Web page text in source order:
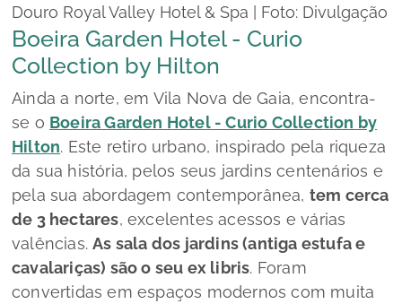
Douro Royal Valley Hotel & Spa | Foto: Divulgação
Boeira Garden Hotel - Curio
Collection by Hilton
Ainda a norte, em Vila Nova de Gaia, encontra-
se o Boeira Garden Hotel - Curio Collection by
Hilton. Este retiro urbano, inspirado pela riqueza
da sua história, pelos seus jardins centenários e
pela sua abordagem contemporânea, tem cerca
de 3 hectares, excelentes acessos e várias
valências.As sala dos jardins (antiga estufa e
cavalariças) são o seu ex libris. Foram
convertidas em espaços modernos com muita